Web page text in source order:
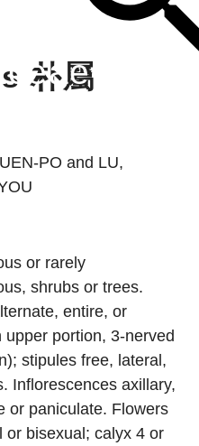
朴屬
PO and LU,
or rarely
shrubs or trees.
entire, or
upper portion, 3-nerved
stipules free, lateral,
Inflorescences axillary,
or paniculate. Flowers
or bisexual; calyx 4 or